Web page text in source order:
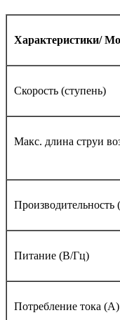
Характеристики/
Скорость (ступень)
Макс. длина струи
Производительность
Питание (В/Гц)
Потребление тока (A)